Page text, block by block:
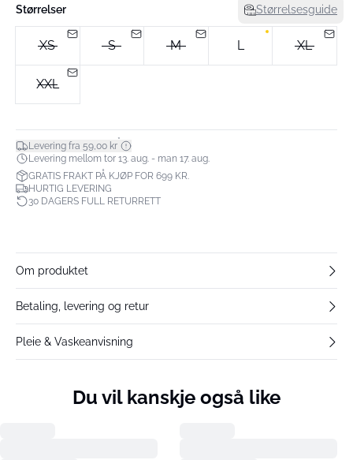
Størrelser Størrelsesguide
XS S M L XL
XXL
Levering fra 59,00 kr*
Levering mellom tor 13. aug. - man 17. aug.
GRATIS FRAKT PÅ KJØP FOR 699 KR.
HURTIG LEVERING
30 DAGERS FULL RETURRETT
Om produktet
Betaling, levering og retur
Pleie & Vaskeanvisning
Du vil kanskje også like